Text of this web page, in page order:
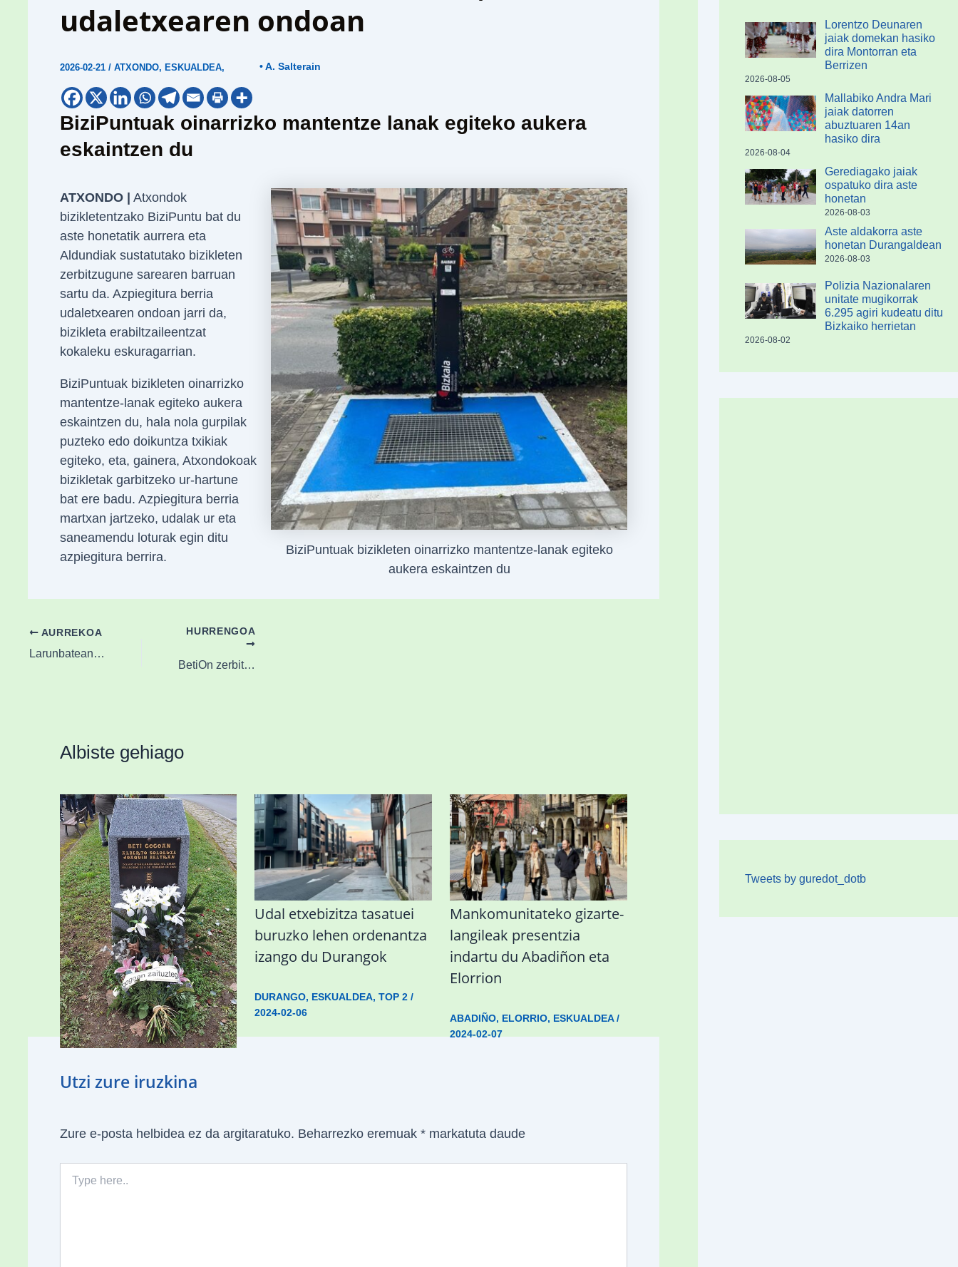
udaletxearen ondoan
2026-02-21 / ATXONDO, ESKUALDEA, • A. Salterain
BiziPuntuak oinarrizko mantentze lanak egiteko aukera
eskaintzen du
BiziPuntuak bizikleten oinarrizko mantentze-lanak egiteko
aukera eskaintzen du
ATXONDO |
Atxondok
bizikletentzako BiziPuntu bat du
aste honetatik aurrera eta
Aldundiak sustatutako bizikleten
zerbitzugune sarearen barruan
sartu da. Azpiegitura berria
udaletxearen ondoan jarri da,
bizikleta erabiltzaileentzat
kokaleku eskuragarrian.
BiziPuntuak bizikleten oinarrizko
mantentze-lanak egiteko aukera
eskaintzen du, hala nola gurpilak
puzteko edo doikuntza txikiak
egiteko, eta, gainera, Atxondokoak
bizikletak garbitzeko ur-hartune
bat ere badu. Azpiegitura berria
martxan jartzeko, udalak ur eta
saneamendu loturak egin ditu
azpiegitura berrira.​
AURREKOA
Larunbatean giroa eguzkitsua izango da, udazkeneko itxurarekin
HURRENGOA
BetiOn zerbitzuak Elorrion duen presentzia indartzen jarraitzen du
Albiste gehiago
«Azkenengo 40 urteetan
Zaldibar jo zuen
ingurumen-
hondamendirik larriena»
ESKUALDEA,ZALDIBAR/2024-02-
06
Udal etxebizitza tasatuei
buruzko lehen ordenantza
izango du Durangok
DURANGO, ESKUALDEA,TOP 2 /
2024-02-06
Mankomunitateko gizarte-
langileak presentzia
indartu du Abadiñon eta
Elorrion
ABADIÑO, ELORRIO, ESKUALDEA/
2024-02-07
Utzi zure iruzkina
Zure e-posta helbidea ez da argitaratuko. Beharrezko eremuak *markatuta daude
here..
Lorentzo Deunaren
jaiak domekan hasiko
dira Montorran eta
Berrizen
2026-08-05
Mallabiko Andra Mari
jaiak datorren
abuztuaren 14an
hasiko dira
2026-08-04
Gerediagako jaiak
ospatuko dira aste
honetan
2026-08-03
Aste aldakorra aste
honetan Durangaldean
2026-08-03
Polizia Nazionalaren
unitate mugikorrak
6.295 agiri kudeatu ditu
Bizkaiko herrietan
2026-08-02
Tweets by guredot_dotb